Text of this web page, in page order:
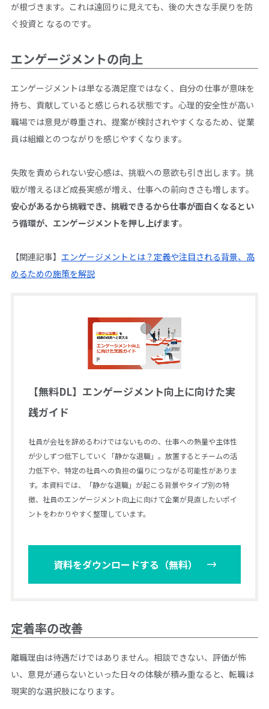
が根づきます。これは遠回りに見えても、後の大きな手戻りを防
ぐ投資と なるのです。
エンゲージメントの向上
エンゲージメントは単なる満足度ではなく、自分の仕事が意味を
持ち、貢献していると感じられる状態です。心理的安全性が高い
職場では意見が尊重され、提案が検討されやすくなるため、従業
員は組織とのつながりを感じやすくなります。
失敗を責められない安心感は、挑戦への意欲も引き出します。挑
戦が増えるほど成長実感が増え、仕事への前向きさも増します。
安心があるから挑戦でき、挑戦できるから仕事が面白くなるとい
う循環が、エンゲージメントを押し上げます。
【関連記事】 エンゲージメントとは？定義や注目される背景、高
めるための施策を解説
【無料DL】エンゲージメント向上に向けた実
践ガイド
社員が会社を辞めるわけではないものの、仕事への熱量や主体性
が少しずつ低下していく「静かな退職」。放置するとチームの活
力低下や、特定の社員への負担の偏りにつながる可能性がありま
す。本資料では、「静かな退職」が起こる背景やタイプ別の特
徴、社員のエンゲージメント向上に向けて企業が見直したいポイ
ントをわかりやすく整理しています。
資料をダウンロードする（無料）
定着率の改善
離職理由は待遇だけではありません。相談できない、評価が怖
い、意見が通らないといった日々の体験が積み重なると、転職は
現実的な選択肢になります。